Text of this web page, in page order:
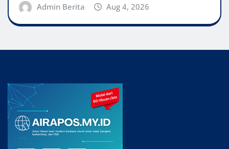
Admin Berita Aug 4, 2026